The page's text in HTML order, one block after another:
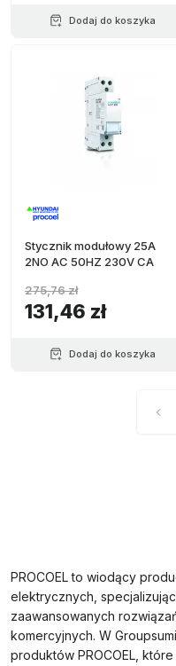
Dodaj do koszyka
Stycznik modułowy 25A
2NO AC 50HZ 230V CA
131,46 zł
275,76 zł
Dodaj do koszyka
PROCOEL to wiodący
elektrycznych,
zaawansowanych
komercyjnych. W
produktów PROCOEL,